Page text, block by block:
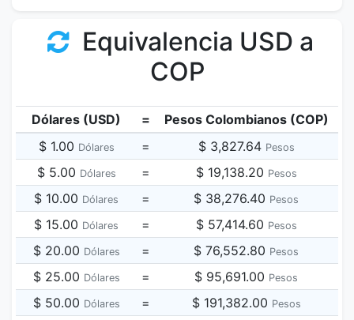
Equivalencia USD a
COP
Dólares (USD) =
Pesos Colombianos (COP)
$ 1.00 Dólares = $ 3,827.64 Pesos
$ 5.00 Dólares = $ 19,138.20 Pesos
$ 10.00 Dólares = $ 38,276.40 Pesos
$ 15.00 Dólares = $ 57,414.60 Pesos
$ 20.00 Dólares = $ 76,552.80 Pesos
$ 25.00 Dólares = $ 95,691.00 Pesos
$ 50.00 Dólares = $ 191,382.00 Pesos